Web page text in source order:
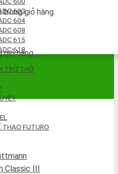
trong giỏ hàng.
giỏ hàng.
603
604
608
615
618
TRỢ THỞ
THAO FUTURO
Classic III